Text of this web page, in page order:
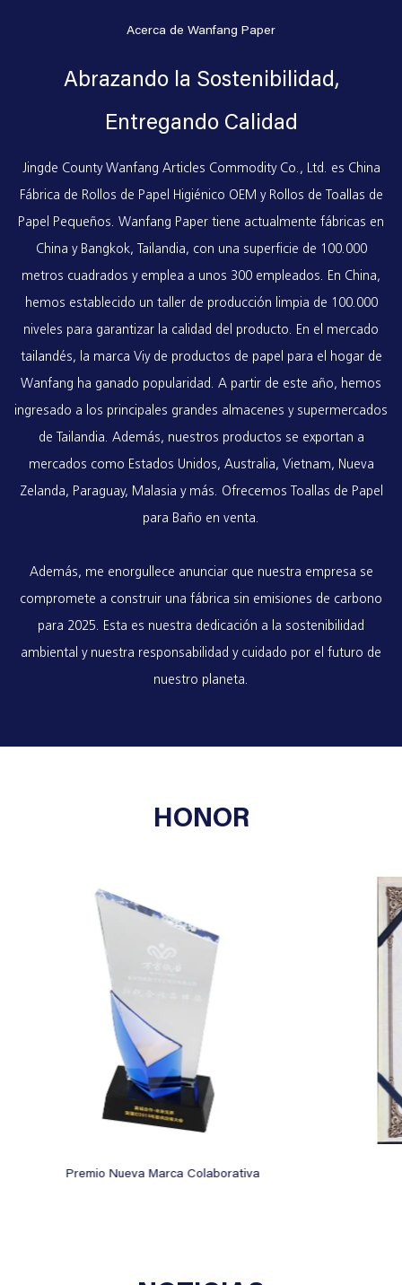
Acerca de Wanfang Paper
Abrazando la Sostenibilidad,
Entregando Calidad
Jingde County Wanfang Articles Commodity Co., Ltd. es China
Fábrica de Rollos de Papel Higiénico OEM y Rollos de Toallas de
Papel Pequeños . Wanfang Paper tiene actualmente fábricas en
China y Bangkok, Tailandia, con una superficie de 100.000
metros cuadrados y emplea a unos 300 empleados. En China,
hemos establecido un taller de producción limpia de 100.000
niveles para garantizar la calidad del producto. En el mercado
tailandés, la marca Viy de productos de papel para el hogar de
Wanfang ha ganado popularidad. A partir de este año, hemos
ingresado a los principales grandes almacenes y supermercados
de Tailandia. Además, nuestros productos se exportan a
mercados como Estados Unidos, Australia, Vietnam, Nueva
Zelanda, Paraguay, Malasia y más. Ofrecemos Toallas de Papel
para Baño en venta.
Además, me enorgullece anunciar que nuestra empresa se
compromete a construir una fábrica sin emisiones de carbono
para 2025. Esta es nuestra dedicación a la sostenibilidad
ambiental y nuestra responsabilidad y cuidado por el futuro de
nuestro planeta.
HONOR
Innovación y desarrollo de la marca China